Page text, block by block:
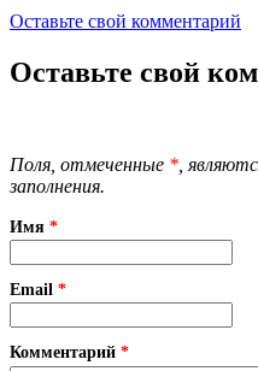
Оставьте свой комментарий
Оставьте свой
Поля, отмеченные * ,
заполнения.
Имя *
Email *
Комментарий *